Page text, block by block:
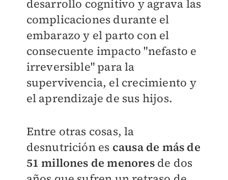
desarrollo cognitivo y agrava las
complicaciones durante el
embarazo y el parto con el
consecuente impacto "nefasto e
irreversible" para la
supervivencia, el crecimiento y
el aprendizaje de sus hijos.
Entre otras cosas, la
desnutrición es causa de más de
51 millones de menoresde dos